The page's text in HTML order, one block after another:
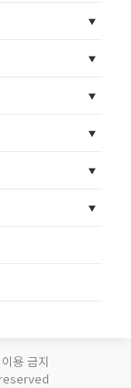
용 금지